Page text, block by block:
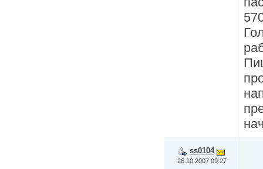
ss0104
26.10.2007 09:27